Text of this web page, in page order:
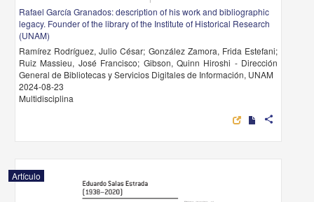
Rafael García Granados: description of his work and bibliographic
legacy. Founder of the library of the Institute of Historical Research
(UNAM)
Ramírez Rodríguez, Julio César; González Zamora, Frida Estefani;
Ruiz Massieu, José Francisco; Gibson, Quinn Hiroshi - Dirección
General de Bibliotecas y Servicios Digitales de Información, UNAM
2024-08-23
Multidisciplina
share
Artículo